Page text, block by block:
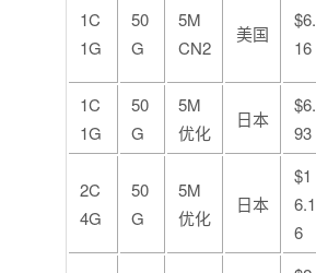
1C
1G
50
G
5M
CN2
美国
$6.
16
1C
1G
50
G
5M
优化
日本
$6.
93
2C
4G
50
G
5M
优化
日本
$1
6.1
6